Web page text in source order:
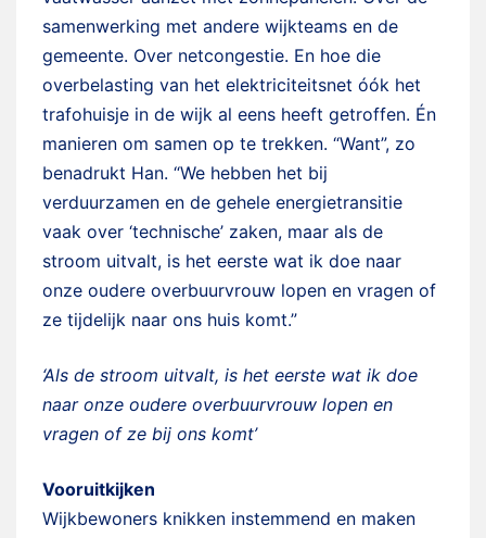
samenwerking met andere wijkteams en de
gemeente. Over netcongestie. En hoe die
overbelasting van het elektriciteitsnet óók het
trafohuisje in de wijk al eens heeft getroffen. Én
manieren om samen op te trekken. “Want”, zo
benadrukt Han. “We hebben het bij
verduurzamen en de gehele energietransitie
vaak over ‘technische’ zaken, maar als de
stroom uitvalt, is het eerste wat ik doe naar
onze oudere overbuurvrouw lopen en vragen of
ze tijdelijk naar ons huis komt.”
‘Als de stroom uitvalt, is het eerste wat ik doe
naar onze oudere overbuurvrouw lopen en
vragen of ze bij ons komt’
Vooruitkijken
Wijkbewoners knikken instemmend en maken